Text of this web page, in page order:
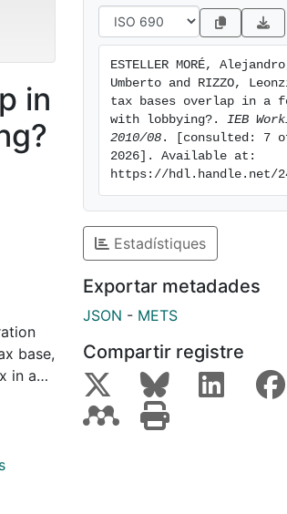
in
base,
in an
for
of
of
ESTELLER MORÉ,
Umberto and RIZZO,
tax bases overlap in a
with lobbying?. IEB
2010/08 . [consulted: 7
2026]. Available at:
https://hdl.handle.net/
Estadístiques
Exportar metadades
JSON - METS
Compartir registre